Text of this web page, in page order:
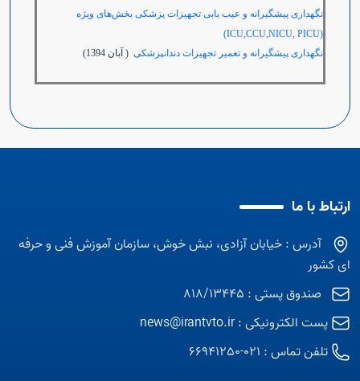
نگهداری پیشگیرانه و عیب یابی تجهیزات پزشکی بخش‌های ویژه
(ICU,CCU,NICU, PICU)
نگهداری پیشگیرانه و تعمیر تجهیزات دندانپزشکی ( آبان 1394)
ارتباط با ما
آدرس : خیابان آزادی، نبش خوش، سازمان آموزش فنی و حرفه
ای کشور
صندوق پستی : 818/13445
پست الکترونیکی :news@irantvto.ir
تلفن تماس : 021-66941250